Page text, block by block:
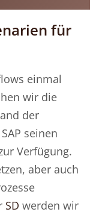
für
einmal
wir die
der
seinen
Verfügung.
aber auch
SD werden wir